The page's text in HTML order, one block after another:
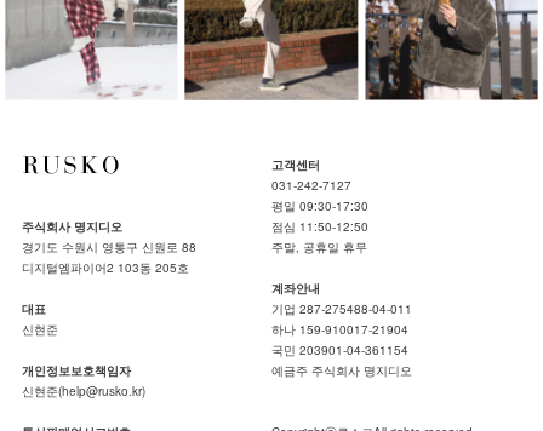
주식회사 명지디오
경기도 수원시 영통구 신원로 88
디지털엠파이어2 103동 205호
대표
신현준
개인정보보호책임자
신현준(help@rusko.kr)
고객센터
031-242-7127
평일 09:30-17:30
점심 11:50-12:50
주말, 공휴일 휴무
계좌안내
기업 287-275488-04-011
하나 159-910017-21904
국민 203901-04-361154
예금주 주식회사 명지디오